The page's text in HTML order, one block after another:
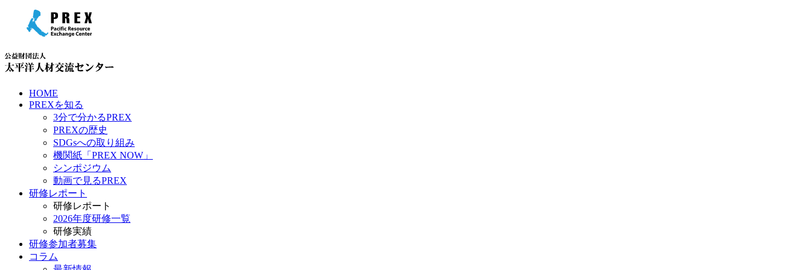
HOME
PREXを知る
3分で分かるPREX
PREXの歴史
SDGsへの取り組み
機関紙「PREX NOW」
シンポジウム
動画で見るPREX
研修レポート
研修レポート
2026年度研修一覧
研修実績
研修参加者募集
コラム